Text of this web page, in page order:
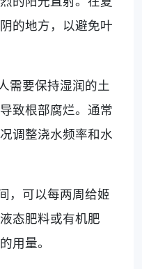
的地方，以避免叶
需要保持湿润的土
致根部腐烂。通常
调整浇水频率和水
，可以每两周给姬
态肥料或有机肥
用量。